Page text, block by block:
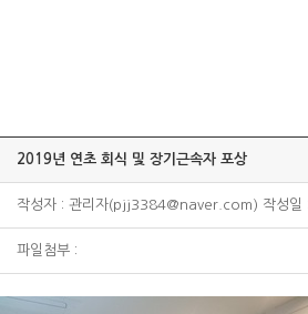
2019년 연초 회식 및 장기근속자 포상
작성자 : 관리자(pjj3384@naver.com) 작성
파일첨부 :